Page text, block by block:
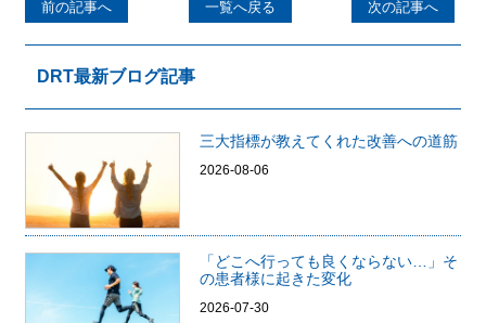
前の記事へ 一覧へ戻る 次の記事へ
DRT最新ブログ記事
三大指標が教えてくれた改善への道筋
2026-08-06
「どこへ行っても良くならない…」そ
の患者様に起きた変化
2026-07-30